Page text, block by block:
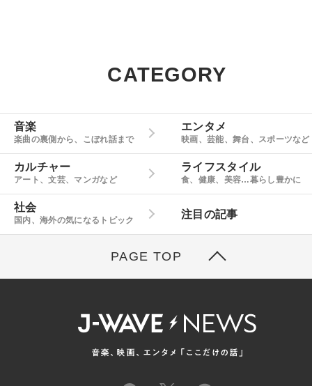
CATEGORY
音楽
楽曲の裏側から、こぼれ話まで
エンタメ
映画、芸能、舞台、スポーツなど
カルチャー
アート、文芸、マンガなど
ライフスタイル
食、健康、美容…暮らし豊かに
社会
国内、海外の気になるトピック
注目の記事
PAGE TOP